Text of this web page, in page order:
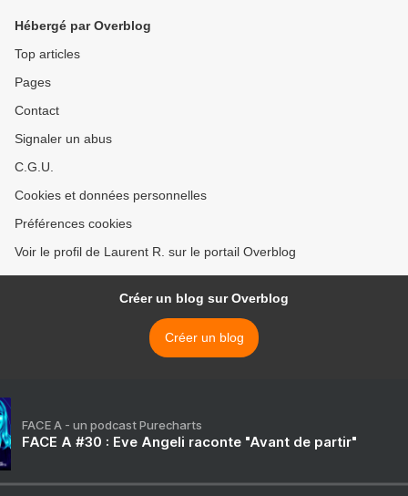
Hébergé par Overblog
Top articles
Pages
Contact
Signaler un abus
C.G.U.
Cookies et données personnelles
Préférences cookies
Voir le profil de Laurent R. sur le portail Overblog
Créer un blog sur Overblog
Créer un blog
FACE A - un podcast Purecharts
FACE A #30 : Eve Angeli raconte "Avant de partir"